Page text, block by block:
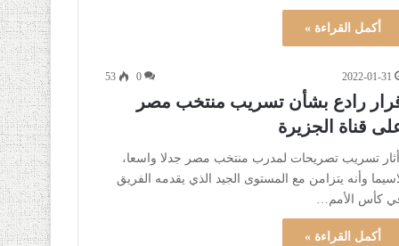
أكمل القراءة »
2022-01-31
0
53
رادع بشأن تسريب منتخب مصر
قناة الجزيرة
أثار تسريب تصريحات لمدرب منتخب مصر جدلا واسعا،
وأنه يتزامن مع المستوى الجيد الذي يقدمه الفريق
كأس الأمم…
أكمل القراءة »